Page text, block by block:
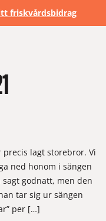
friskvårdsbidrag
lagt storebror. Vi
ned honom i sängen
godnatt, men den
tar sig ur sängen
per […]